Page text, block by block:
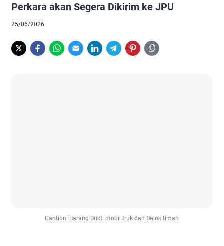
Perkara akan Segera Dikirim ke JPU
25/06/2026
Caption: Barang Bukti mobil truk dan Balok timah